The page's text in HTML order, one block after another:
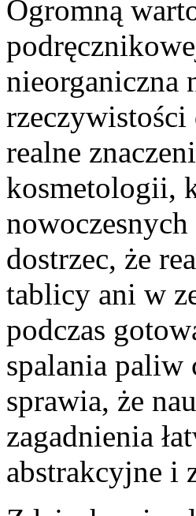
Ogromną
nieorganiczna
rzeczywistości
realne
kosmetologii,
dostrzec, że
tablicy ani w
podczas
spalania paliw
sprawia, że
zagadnienia
abstrakcyjne i